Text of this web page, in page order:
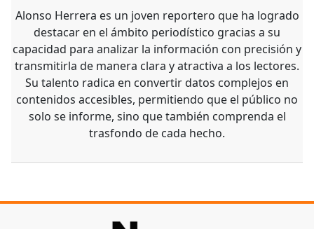
Alonso Herrera es un joven reportero que ha logrado
destacar en el ámbito periodístico gracias a su
capacidad para analizar la información con precisión y
transmitirla de manera clara y atractiva a los lectores.
Su talento radica en convertir datos complejos en
contenidos accesibles, permitiendo que el público no
solo se informe, sino que también comprenda el
trasfondo de cada hecho.